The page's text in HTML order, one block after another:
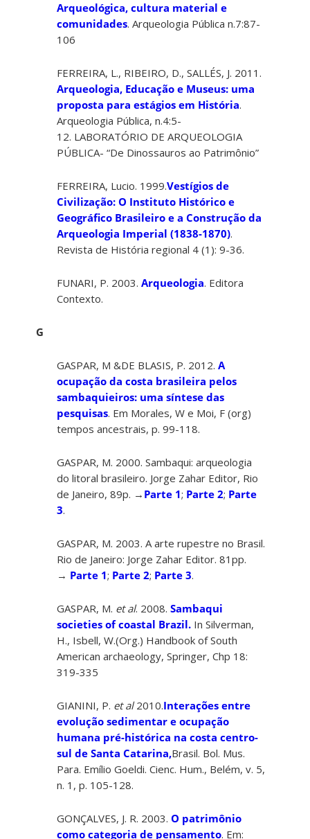
Arqueológica, cultura material e
comunidades. Arqueologia Pública n.7:87-
106
FERREIRA, L., RIBEIRO, D., SALLÉS, J. 2011.
Arqueologia, Educação e Museus: uma
proposta para estágios em História.
Arqueologia Pública, n.4:5-
12. LABORATÓRIO DE ARQUEOLOGIA
PÚBLICA- “De Dinossauros ao Patrimônio”
FERREIRA, Lucio. 1999.Vestígios de
Civilização: O Instituto Histórico e
Geográfico Brasileiro e a Construção da
Arqueologia Imperial (1838-1870).
Revista de História regional 4 (1): 9-36.
FUNARI, P. 2003.Arqueologia. Editora
Contexto.
G
GASPAR, M &DE BLASIS, P. 2012.A
ocupação da costa brasileira pelos
sambaquieiros: uma síntese das
pesquisas. Em Morales, W e Moi, F (org)
tempos ancestrais, p. 99-118.
GASPAR, M. 2000. Sambaqui: arqueologia
do litoral brasileiro. Jorge Zahar Editor, Rio
de Janeiro, 89p. → Parte 1; Parte 2; Parte
3.
GASPAR, M. 2003. A arte rupestre no Brasil.
Rio de Janeiro: Jorge Zahar Editor. 81pp.
→ Parte 1; Parte 2; Parte 3.
GASPAR, M. et al. 2008.Sambaqui
societies of coastal Brazil. In Silverman,
H., Isbell, W.(Org.) Handbook of South
American archaeology, Springer, Chp 18:
319-335
GIANINI, P. et al2010.Interações entre
evolução sedimentar e ocupação
humana pré-histórica na costa centro-
sul de Santa Catarina,Brasil. Bol. Mus.
Para. Emílio Goeldi. Cienc. Hum., Belém, v. 5,
n. 1, p. 105-128.
GONÇALVES, J. R. 2003.O patrimônio
como categoria de pensamento. Em: